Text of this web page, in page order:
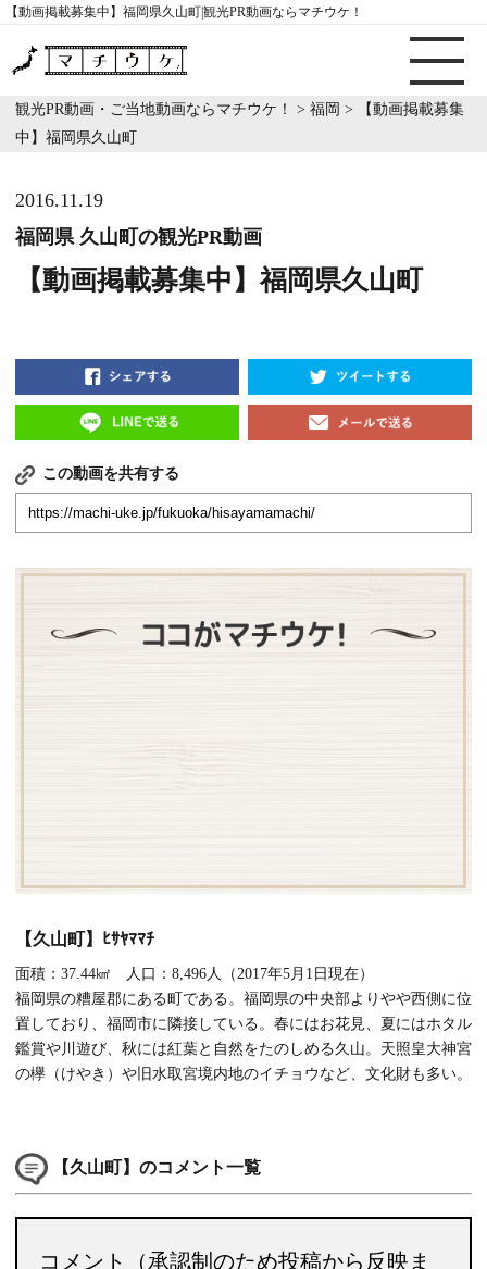
【動画掲載募集中】福岡県久山町|観光PR動画ならマチウケ！
観光PR動画・ご当地動画ならマチウケ！ > 福岡 >
【動画掲載募集
中】福岡県久山町
2016.11.19
福岡県 久山町の観光PR動画
【動画掲載募集中】福岡県久山町
この動画を共有する
【久山町】ﾋｻﾔﾏﾏﾁ
面積：37.44㎢ 人口：8,496人（2017年5月1日現在）
福岡県の糟屋郡にある町である。福岡県の中央部よりやや西側に位
置しており、福岡市に隣接している。春にはお花見、夏にはホタル
鑑賞や川遊び、秋には紅葉と自然をたのしめる久山。天照皇大神宮
の欅（けやき）や旧水取宮境内地のイチョウなど、文化財も多い。
【久山町】のコメント一覧
コメント（承認制のため投稿から反映ま